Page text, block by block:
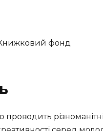
проводить